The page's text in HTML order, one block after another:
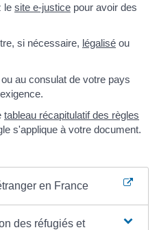
le site e-justice pour avoir des
si nécessaire, légalisé ou
au consulat de votre pays
tableau récapitulatif des règles
s'applique à votre document.
en France
des réfugiés et